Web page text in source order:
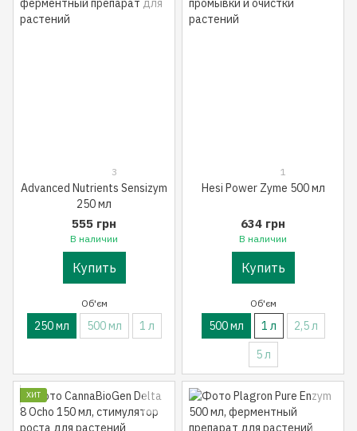
3
Advanced Nutrients Sensizym
250 мл
555 грн
В наличии
Купить
Об'єм
250 мл 500 мл 1 л
1
Hesi Power Zyme 500 мл
634 грн
В наличии
Купить
Об'єм
500 мл 1 л
2,5 л
5 л
ХИТ